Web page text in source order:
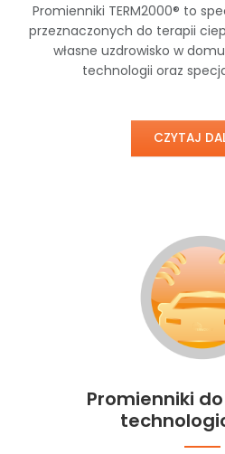
Promienniki TERM2000® to
przeznaczonych do terapii
własne uzdrowisko w
technologii oraz
CZYTAJ
Promienniki